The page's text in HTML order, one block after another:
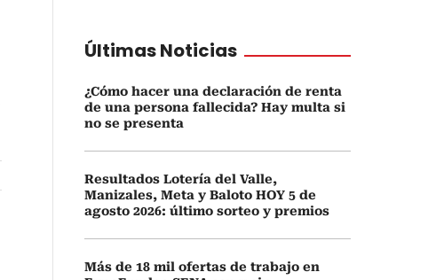
Últimas Noticias
¿Cómo hacer una declaración de renta
de una persona fallecida? Hay multa si
no se presenta
Resultados Lotería del Valle,
Manizales, Meta y Baloto HOY 5 de
agosto 2026: último sorteo y premios
Más de 18 mil ofertas de trabajo en